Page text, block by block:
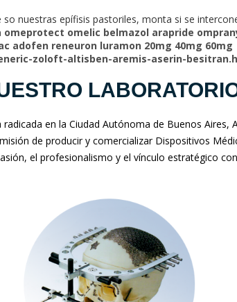
nuestras epífisis pastoriles, monta si se
omeprotect omelic belmazol arapride
adofen reneuron luramon 20mg 40mg 60mg
zoloft-altisben-aremis-aserin-
en la Ciudad Autónoma de Buenos Aires,
de producir y comercializar Dispositivos
el profesionalismo y el vínculo estratégico